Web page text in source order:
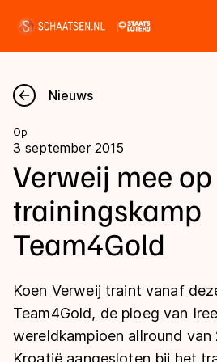
Nieuws
Kalender
Disciplines
Marathon
Inlineskaten
Uitslagen
Langebaan
Shorttrack
Marathon
Tijden & historie
Ranglijsten Langebaan
Nieuws
Op
3 september 2015
Verweij mee op
trainingskamp
Team4Gold
Koen Verweij traint vanaf
Team4Gold, de ploeg van
wereldkampioen allround
Kroatië aangesloten bij het